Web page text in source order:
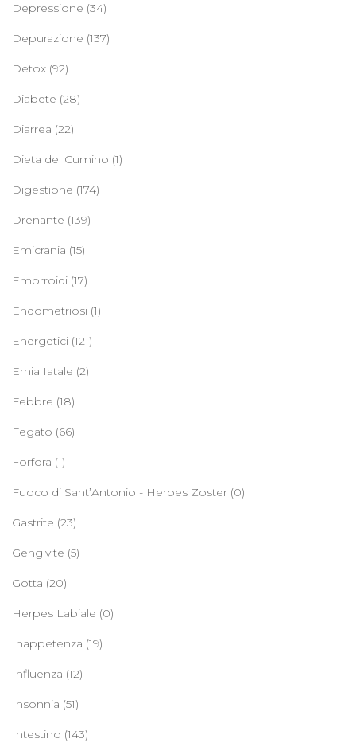
Depressione (34)
Depurazione (137)
Detox (92)
Diabete (28)
Diarrea (22)
Dieta del Cumino (1)
Digestione (174)
Drenante (139)
Emicrania (15)
Emorroidi (17)
Endometriosi (1)
Energetici (121)
Ernia Iatale (2)
Febbre (18)
Fegato (66)
Forfora (1)
Fuoco di Sant’Antonio - Herpes Zoster (0)
Gastrite (23)
Gengivite (5)
Gotta (20)
Herpes Labiale (0)
Inappetenza (19)
Influenza (12)
Insonnia (51)
Intestino (143)